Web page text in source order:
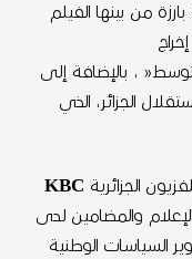
من بينها الفيلم
« ، بالإضافة إلى
الجزائر، الذي
الجزائرية KBC
والمضامين لدى
السياسات الوطنية